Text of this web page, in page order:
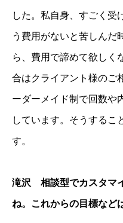
した。私自身、すごく受
う費用がないと苦しんだ
ら、費用で諦めて欲しく
合はクライアント様のご
ーダーメイド制で回数や
しています。そうするこ
す。
滝沢 相談型でカスタマ
ね。これからの目標など